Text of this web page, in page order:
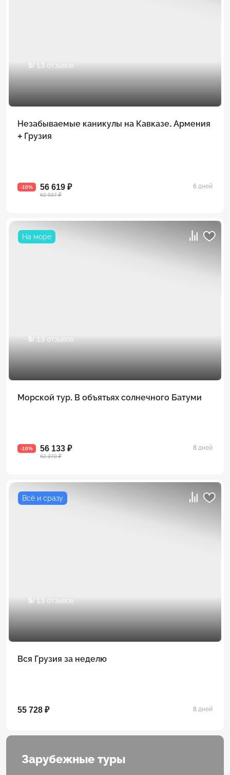
5/ 13 отзывов
Незабываемые каникулы на Кавказе. Армения
+ Грузия
-10% 56 619 ₽
62 937 ₽
6 дней
На море
5/ 13 отзывов
Морской тур. В объятьях солнечного Батуми
-10% 56 133 ₽
62 370 ₽
8 дней
Всё и сразу
5/ 13 отзывов
Вся Грузия за неделю
55 728 ₽ 8 дней
Зарубежные туры